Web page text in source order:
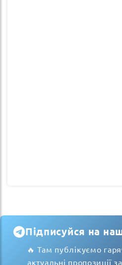
Підписуйся на
🔥 Там публікуємо
актуальні пропозиції